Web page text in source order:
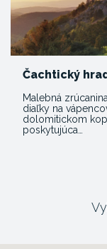
Čachtický
Malebná
diaľky na
dolomitickom
poskytujúca…